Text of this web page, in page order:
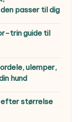
passer til dig
trin guide til
ulemper,
hund
efter størrelse